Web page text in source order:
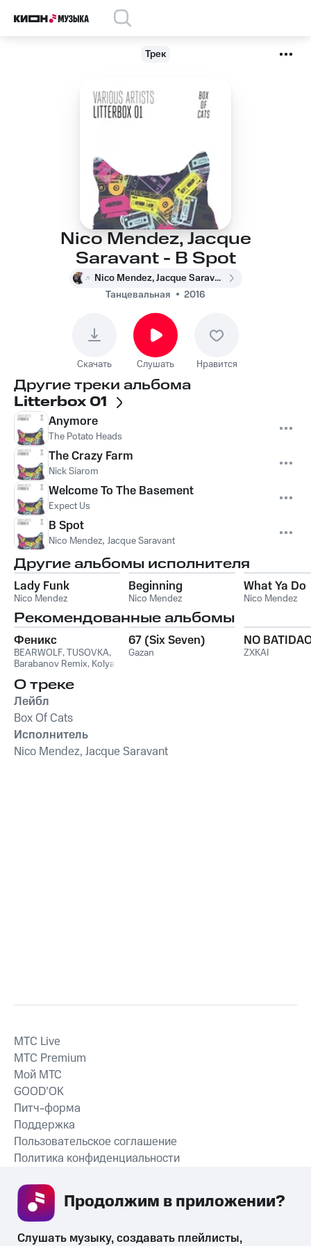
Трек
Nico Mendez, Jacque
Saravant - B Spot
Nico Mendez, Jacque Saravant
Танцевальная
2016
Скачать Слушать Нравится
Другие треки альбома
Litterbox 01
Anymore
The Potato Heads
The Crazy Farm
Nick Siarom
Welcome To The Basement
Expect Us
B Spot
Nico Mendez, Jacque Saravant
Другие альбомы исполнителя
Lady Funk
Nico Mendez
Beginning
Nico Mendez
What Ya Do
Nico Mendez
Рекомендованные альбомы
Феникс
BEARWOLF,TUSOVKA,
Barabanov Remix, Kolya
67 (Six Seven)
Gazan
NO
ZXKAI
О треке
Лейбл
Box Of Cats
Исполнитель
Nico Mendez, Jacque Saravant
СКАЧАТЬ ПРИЛОЖЕНИЕ
MTС Live
MTС Premium
Мой МТС
GOOD’OK
Питч-форма
Поддержка
Пользовательское соглашение
Политика конфиденциальности
Слушать музыку, создавать плейлисты,